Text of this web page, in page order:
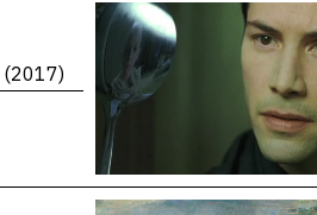
(2017)